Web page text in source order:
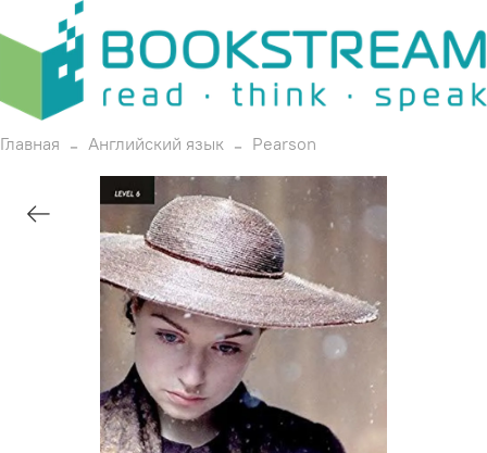
Главная Английский язык Pearson